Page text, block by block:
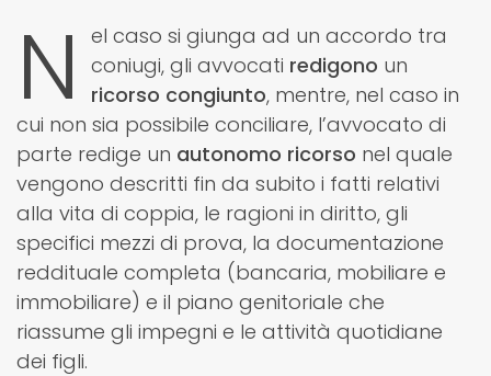
N
el caso si giunga ad un accordo tra
coniugi, gli avvocati redigono un
ricorso congiunto, mentre, nel caso in
cui non sia possibile conciliare, l’avvocato di
parte redige un autonomo ricorso nel quale
vengono descritti fin da subito i fatti relativi
alla vita di coppia, le ragioni in diritto, gli
specifici mezzi di prova, la documentazione
reddituale completa (bancaria, mobiliare e
immobiliare) e il piano genitoriale che
riassume gli impegni e le attività quotidiane
dei figli.